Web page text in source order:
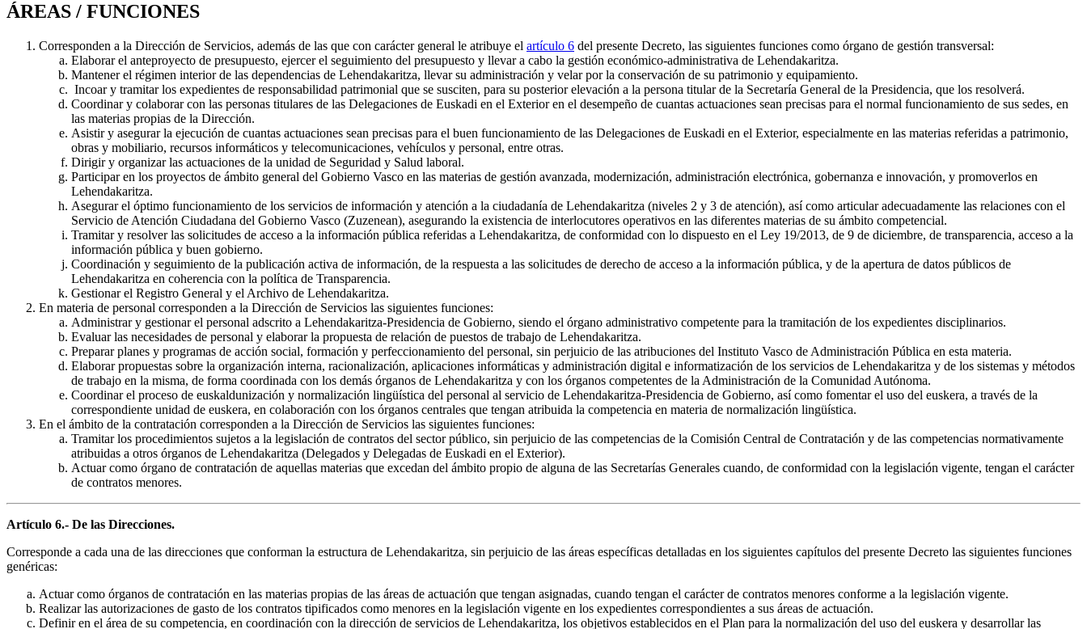
ÁREAS / FUNCIONES
Corresponden a la Dirección de Servicios, además de las que con carácter general le atribuye el artículo 6 del presente Decreto, las siguientes funciones como órgano de gestión transversal:
Elaborar el anteproyecto de presupuesto, ejercer el seguimiento del presupuesto y llevar a cabo la gestión económico-administrativa de Lehendakaritza.
Mantener el régimen interior de las dependencias de Lehendakaritza, llevar su administración y velar por la conservación de su patrimonio y equipamiento.
Incoar y tramitar los expedientes de responsabilidad patrimonial que se susciten, para su posterior elevación a la persona titular de la Secretaría General de la Presidencia, que los resolverá.
Coordinar y colaborar con las personas titulares de las Delegaciones de Euskadi en el Exterior en el desempeño de cuantas actuaciones sean precisas para el normal funcionamiento de sus sedes, en
las materias propias de la Dirección.
Asistir y asegurar la ejecución de cuantas actuaciones sean precisas para el buen funcionamiento de las Delegaciones de Euskadi en el Exterior, especialmente en las materias referidas a patrimonio,
obras y mobiliario, recursos informáticos y telecomunicaciones, vehículos y personal, entre otras.
Dirigir y organizar las actuaciones de la unidad de Seguridad y Salud laboral.
Participar en los proyectos de ámbito general del Gobierno Vasco en las materias de gestión avanzada, modernización, administración electrónica, gobernanza e innovación, y promoverlos en
Lehendakaritza.
Asegurar el óptimo funcionamiento de los servicios de información y atención a la ciudadanía de Lehendakaritza (niveles 2 y 3 de atención), así como articular adecuadamente las relaciones con el
Servicio de Atención Ciudadana del Gobierno Vasco (Zuzenean), asegurando la existencia de interlocutores operativos en las diferentes materias de su ámbito competencial.
Tramitar y resolver las solicitudes de acceso a la información pública referidas a Lehendakaritza, de conformidad con lo dispuesto en el Ley 19/2013, de 9 de diciembre, de transparencia, acceso a la
información pública y buen gobierno.
Coordinación y seguimiento de la publicación activa de información, de la respuesta a las solicitudes de derecho de acceso a la información pública, y de la apertura de datos públicos de
Lehendakaritza en coherencia con la política de Transparencia.
Gestionar el Registro General y el Archivo de Lehendakaritza.
En materia de personal corresponden a la Dirección de Servicios las siguientes funciones:
Administrar y gestionar el personal adscrito a Lehendakaritza-Presidencia de Gobierno, siendo el órgano administrativo competente para la tramitación de los expedientes disciplinarios.
Evaluar las necesidades de personal y elaborar la propuesta de relación de puestos de trabajo de Lehendakaritza.
Preparar planes y programas de acción social, formación y perfeccionamiento del personal, sin perjuicio de las atribuciones del Instituto Vasco de Administración Pública en esta materia.
Elaborar propuestas sobre la organización interna, racionalización, aplicaciones informáticas y administración digital e informatización de los servicios de Lehendakaritza y de los sistemas y métodos
de trabajo en la misma, de forma coordinada con los demás órganos de Lehendakaritza y con los órganos competentes de la Administración de la Comunidad Autónoma.
Coordinar el proceso de euskaldunización y normalización lingüística del personal al servicio de Lehendakaritza-Presidencia de Gobierno, así como fomentar el uso del euskera, a través de la
correspondiente unidad de euskera, en colaboración con los órganos centrales que tengan atribuida la competencia en materia de normalización lingüística.
En el ámbito de la contratación corresponden a la Dirección de Servicios las siguientes funciones:
Tramitar los procedimientos sujetos a la legislación de contratos del sector público, sin perjuicio de las competencias de la Comisión Central de Contratación y de las competencias normativamente
atribuidas a otros órganos de Lehendakaritza (Delegados y Delegadas de Euskadi en el Exterior).
Actuar como órgano de contratación de aquellas materias que excedan del ámbito propio de alguna de las Secretarías Generales cuando, de conformidad con la legislación vigente, tengan el carácter
de contratos menores.
Artículo 6.- De las Direcciones.
Corresponde a cada una de las direcciones que conforman la estructura de Lehendakaritza, sin perjuicio de las áreas específicas detalladas en los siguientes capítulos del presente Decreto las siguientes funciones
genéricas:
Actuar como órganos de contratación en las materias propias de las áreas de actuación que tengan asignadas, cuando tengan el carácter de contratos menores conforme a la legislación vigente.
Realizar las autorizaciones de gasto de los contratos tipificados como menores en la legislación vigente en los expedientes correspondientes a sus áreas de actuación.
Definir en el área de su competencia, en coordinación con la dirección de servicios de Lehendakaritza, los objetivos establecidos en el Plan para la normalización del uso del euskera y desarrollar las